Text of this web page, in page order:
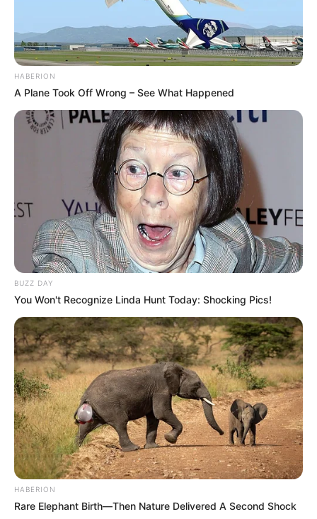
LIHAT ARTIKEL LAINNYA
10 OOTD Kondangan
Hijab Celana Jeans, Tetap
Stylish
10 Mix & Match Agar
Tetap Stylish dengan
Celana Jeans
TULIS KOMENTAR
Alamat email Anda tidak akan dipublikasikan. Ruas yang wajib ditandai*
HABERION
A Plane Took Off Wrong – See What Happened
BUZZ DAY
You Won't Recognize Linda Hunt Today: Shocking Pics!
HABERION
Rare Elephant Birth—Then Nature Delivered A Second Shock